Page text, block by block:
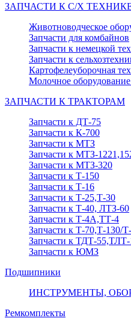
ЗАПЧАСТИ К С/Х
Животноводческое
Запчасти для комбайнов
Запчасти к немецкой
Запчасти к
Картофелеуборочная
Молочное оборудование
ЗАПЧАСТИ К ТРАКТОРАМ
Запчасти к ДТ-75
Запчасти к К-700
Запчасти к МТЗ
Запчасти к МТЗ-
Запчасти к МТЗ-320
Запчасти к Т-150
Запчасти к Т-16
Запчасти к Т-25,Т-30
Запчасти к Т-40, ЛТЗ-60
Запчасти к Т-4А,ТТ-4
Запчасти к Т-70,Т-130/
Запчасти к ТДТ-55,ТЛТ-
Запчасти к ЮМЗ
Подшипники
ИНСТРУМЕНТЫ,
Ремкомплекты